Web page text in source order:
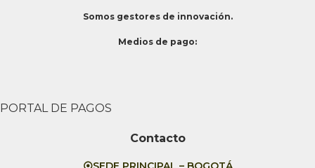
Somos gestores de innovación.
Medios de pago:
PORTAL DE PAGOS
Contacto